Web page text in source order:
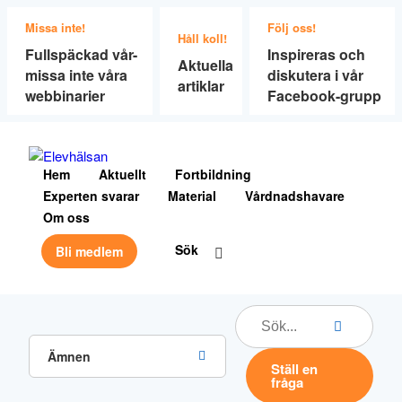
Missa inte!
Fullspäckad vår-
missa inte våra
webbinarier
Håll koll!
Aktuella
artiklar
Följ oss!
Inspireras och
diskutera i vår
Facebook-grupp
Hem Aktuellt
Fortbildning
Experten svarar
Material
Vårdnadshavare
Om oss
Bli medlem
Sök
Ämnen
Ställ en
fråga